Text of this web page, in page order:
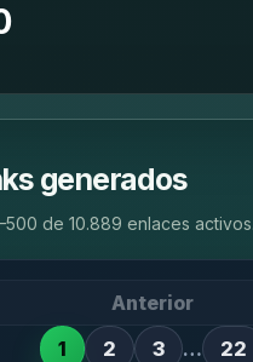
generados
de 10.889 enlaces
Anterior
1
2 3 …
22